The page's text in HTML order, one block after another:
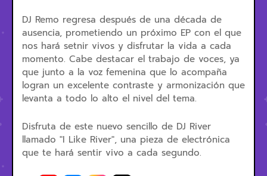
DJ Remo regresa después de una década de
ausencia, prometiendo un próximo EP con el que
nos hará setnir vivos y disfrutar la vida a cada
momento. Cabe destacar el trabajo de voces, ya
que junto a la voz femenina que lo acompaña
logran un excelente contraste y armonización que
levanta a todo lo alto el nivel del tema.
Disfruta de este nuevo sencillo de DJ River
llamado "I Like River", una pieza de electrónica
que te hará sentir vivo a cada segundo.